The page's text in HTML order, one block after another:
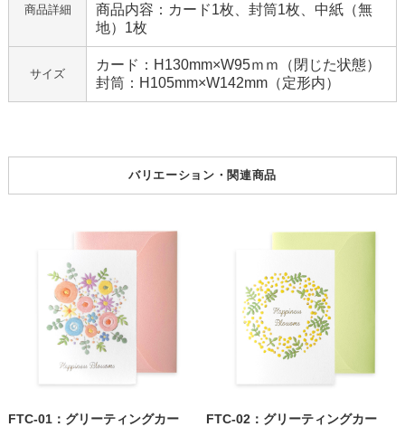
商品詳細
商品内容：カード1枚、封筒1枚、中紙（無
地）1枚
サイズ
カード：H130mm×W95ｍｍ（閉じた状態）
封筒：H105mm×W142mm（定形内）
バリエーション・関連商品
FTC-01：グリーティングカー FTC-02：グリーティングカー